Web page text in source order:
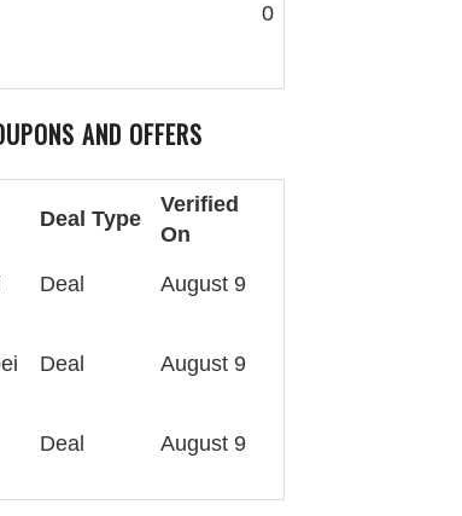
0
AND OFFERS
Deal Type
Verified
On
Deal August 9
Deal August 9
Deal August 9